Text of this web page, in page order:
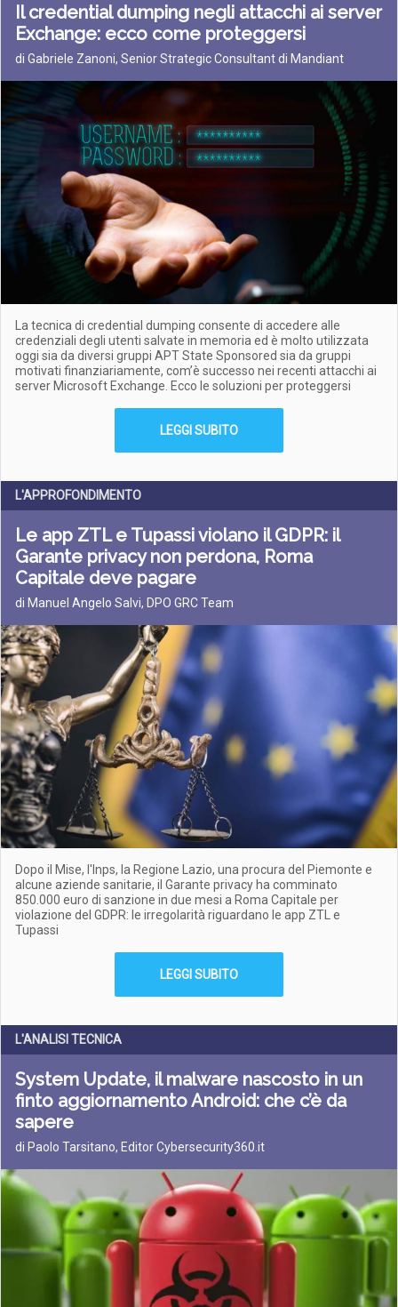
Il credential dumping negli attacchi ai server
Exchange: ecco come proteggersi
di Gabriele Zanoni, Senior Strategic Consultant di Mandiant
La tecnica di credential dumping consente di accedere alle
credenziali degli utenti salvate in memoria ed è molto utilizzata
oggi sia da diversi gruppi APT State Sponsored sia da gruppi
motivati finanziariamente, com’è successo nei recenti attacchi ai
server Microsoft Exchange. Ecco le soluzioni per proteggersi
LEGGI SUBITO
L'APPROFONDIMENTO
Le app ZTL e Tupassi violano il GDPR: il
Garante privacy non perdona, Roma
Capitale deve pagare
di Manuel Angelo Salvi, DPO GRC Team
Dopo il Mise, l'Inps, la Regione Lazio, una procura del Piemonte e
alcune aziende sanitarie, il Garante privacy ha comminato
850.000 euro di sanzione in due mesi a Roma Capitale per
violazione del GDPR: le irregolarità riguardano le app ZTL e
Tupassi
LEGGI SUBITO
L'ANALISI TECNICA
System Update, il malware nascosto in un
finto aggiornamento Android: che c’è da
sapere
di Paolo Tarsitano, Editor Cybersecurity360.it